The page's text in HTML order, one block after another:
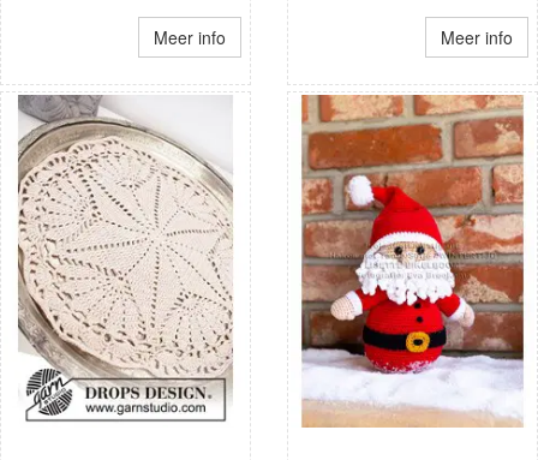
Meer info Meer info